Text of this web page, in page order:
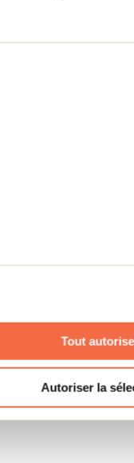
Tout
Autoriser la
sur le rang Saint-
frontières de
pour la gourmande
Chemins de...